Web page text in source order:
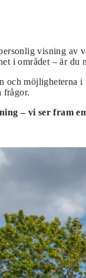
visning av
i området – är
möjligheterna i
frågor.
– vi ser fram